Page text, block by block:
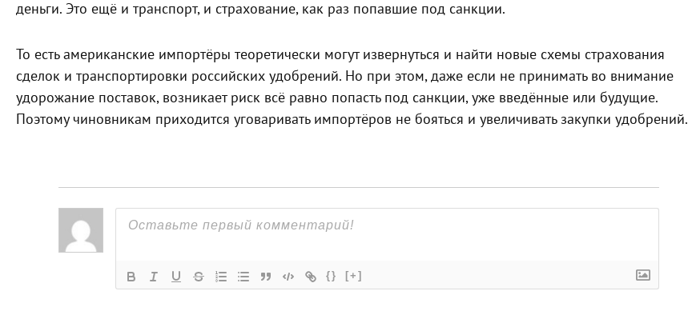
деньги. Это ещё и транспорт, и страхование, как раз попавшие под санкции.
То есть американские импортёры теоретически могут извернуться и найти новые схемы страхования
сделок и транспортировки российских удобрений. Но при этом, даже если не принимать во внимание
удорожание поставок, возникает риск всё равно попасть под санкции, уже введённые или будущие.
Поэтому чиновникам приходится уговаривать импортёров не бояться и увеличивать закупки удобрений.
{} [+]